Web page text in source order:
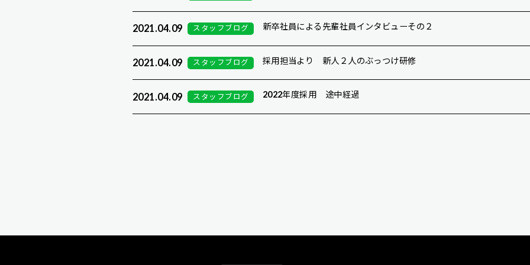
2021.04.09 スタッフブログ 新卒社員による先輩社員インタビューその２
2021.04.09 スタッフブログ 採用担当より 新人２人のぶっつけ研修
2021.04.09 スタッフブログ 2022年度採用 途中経過